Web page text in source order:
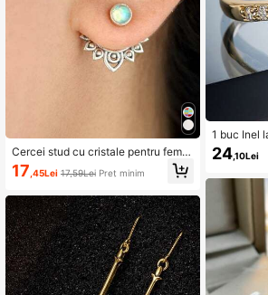
Cercei stud cu cristale pentru feme
i, minimalisti la modă
17 ,45Lei 17,59LeiPreț minim
1 buc Inel
u colorat
24,10Lei